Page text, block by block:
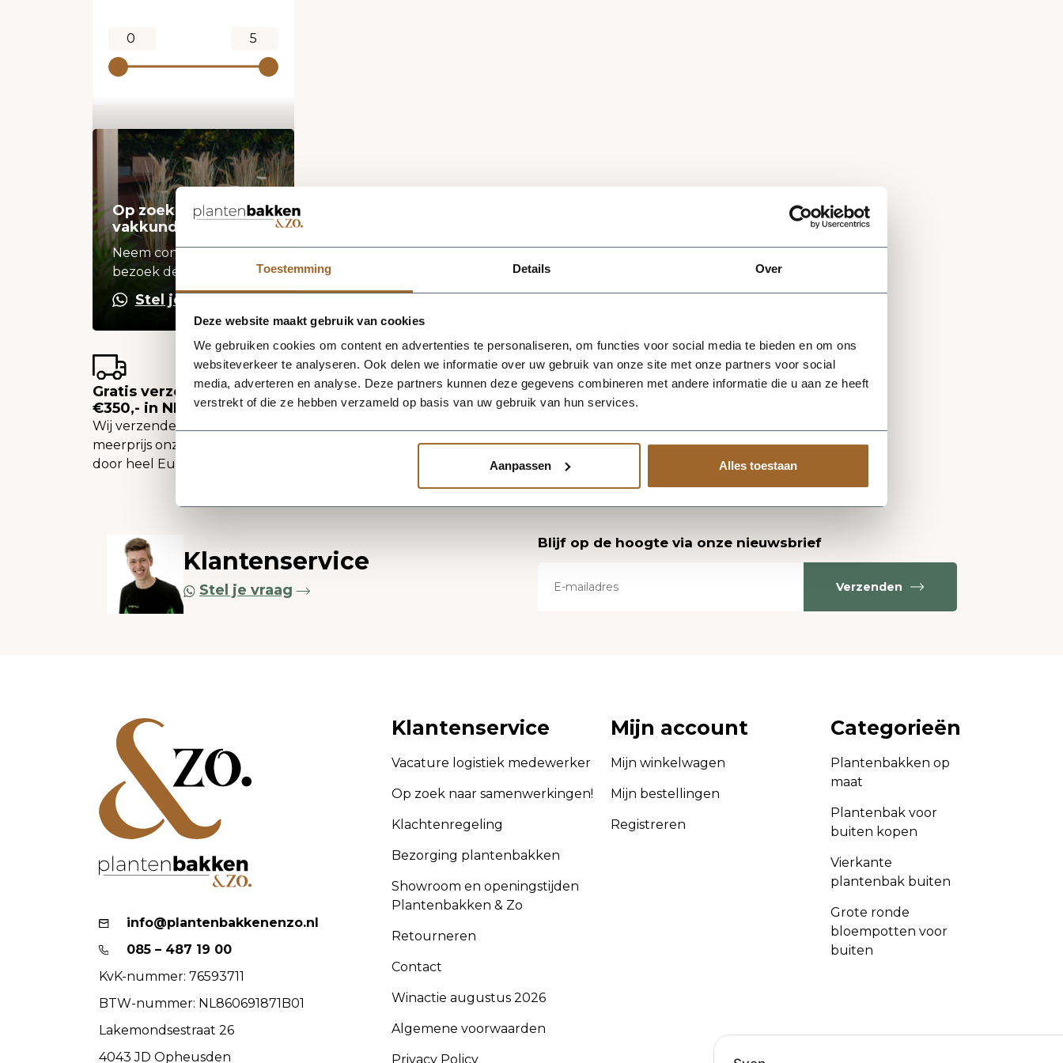
Toestemming Details Over
Deze website maakt gebruik van cookies
We gebruiken cookies om content en advertenties te personaliseren, om functies voor social media te bieden en om ons
websiteverkeer te analyseren. Ook delen we informatie over uw gebruik van onze site met onze partners voor social
media, adverteren en analyse. Deze partners kunnen deze gegevens combineren met andere informatie die u aan ze heeft
verstrekt of die ze hebben verzameld op basis van uw gebruik van hun services.
Aanpassen Alles toestaan
Op zoek naar een
vakkundige hulp?
Neem contact op of
bezoek de showroom!
Stel je vraag
Gratis verzending vanaf
€350,- in NL
Wij verzenden tegen een
meerprijs onze plantenbakken
door heel Europa.
Klantenservice
Stel je vraag
Blijf op de hoogte via onze nieuwsbrief
Verzenden
info@plantenbakkenenzo.nl
085 – 487 19 00
KvK-nummer: 76593711
BTW-nummer: NL860691871B01
Lakemondsestraat 26
4043 JD Opheusden
Klantenservice
Vacature logistiek medewerker
Op zoek naar samenwerkingen!
Klachtenregeling
Bezorging plantenbakken
Showroom en openingstijden
Plantenbakken & Zo
Retourneren
Contact
Winactie augustus 2026
Algemene voorwaarden
Privacy Policy
Mijn account
Mijn winkelwagen
Mijn bestellingen
Registreren
Categorieën
Plantenbakken op
maat
Plantenbak voor
buiten kopen
Vierkante
plantenbak buiten
Grote ronde
bloempotten voor
buiten